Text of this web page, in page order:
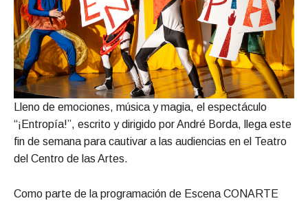
Lleno de emociones, música y magia, el espectáculo
“¡Entropía!”, escrito y dirigido por André Borda, llega este
fin de semana para cautivar a las audiencias en el Teatro
del Centro de las Artes.
Como parte de la programación de Escena CONARTE